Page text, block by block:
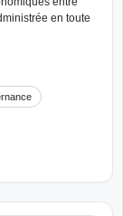
en toute